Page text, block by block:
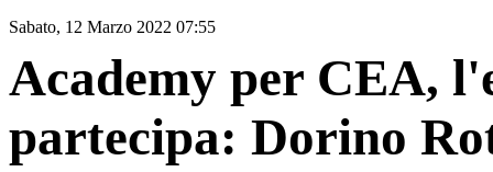
Sabato, 12 Marzo 2022 07:55
Academy per CEA,
partecipa: Dorino